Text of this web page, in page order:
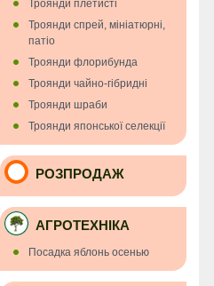
Троянди плетисті
Троянди спрей, мініатюрні,
патіо
Троянди флорибунда
Троянди чайно-гібридні
Троянди шраби
Троянди японської селекції
РОЗПРОДАЖ
АГРОТЕХНІКА
Посадка яблонь осенью